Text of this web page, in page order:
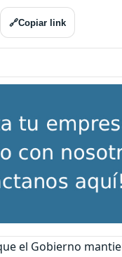
🔗Copiar link
el Gobierno